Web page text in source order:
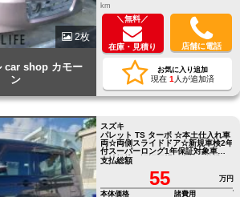
2枚
car shop カモー
ン
km
＼無料／
在庫・見積り 店舗に電話
お気に入り追加
現在 1 人が追加済
スズキ
パレット TS ターボ ☆本土仕入れ車
両☆両側スライドドア☆新規車検2年
付スーパーロング1年保証対象車☆
当社提携の認証工場で点検・整備を
行っています。!
支払総額
55
万円
本体価格
諸費用